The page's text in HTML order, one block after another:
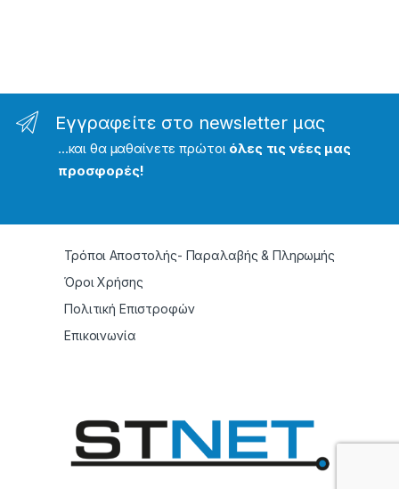
Εγγραφείτε στο newsletter μας
...και θα μαθαίνετε πρώτοι όλες τις νέες μας
προσφορές!
Τρόποι Αποστολής- Παραλαβής & Πληρωμής
Όροι Χρήσης
Πολιτική Επιστροφών
Επικοινωνία